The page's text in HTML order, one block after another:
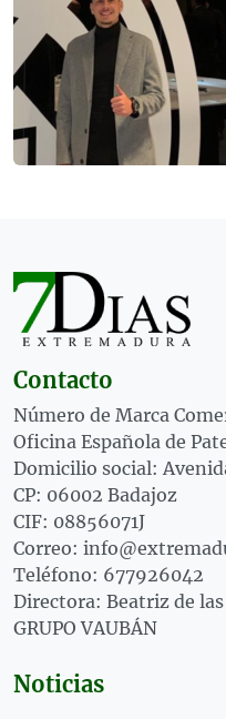
Contacto
Número de Marca
Oficina Española de
Domicilio social:
CP: 06002 Badajoz
CIF: 08856071J
Correo:
Teléfono: 677926042
Directora: Beatriz de
GRUPO VAUBÁN
Noticias